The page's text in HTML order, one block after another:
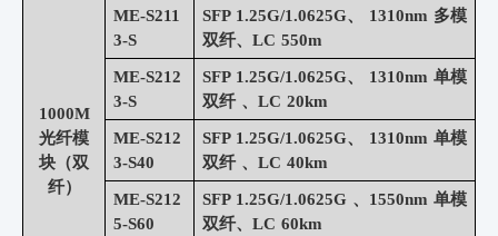
1000M
光纤模
块（双
纤）
ME-S211
3-S
SFP 1.25G/1.0625G、 1310nm 多模
双纤、LC 550m
ME-S212
3-S
SFP 1.25G/1.0625G、 1310nm 单模
双纤 、LC 20km
ME-S212
3-S40
SFP 1.25G/1.0625G、 1310nm 单模
双纤 、LC 40km
ME-S212
5-S60
SFP 1.25G/1.0625G 、1550nm 单模
双纤、LC 60km